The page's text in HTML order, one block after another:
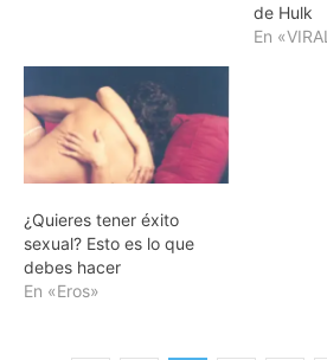
de Hulk
En
¿Quieres tener éxito
sexual? Esto es lo que
debes hacer
En «Eros»